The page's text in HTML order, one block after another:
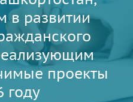
в развитии
проекты
году